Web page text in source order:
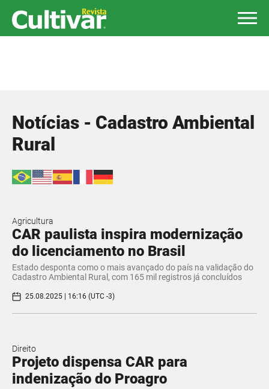
Notícias - Cadastro Ambiental
Rural
Agricultura
CAR paulista inspira modernização
do licenciamento no Brasil
Estado desponta como o mais avançado do país na validação do
Cadastro Ambiental Rural, com 165 mil registros já concluídos
25.08.2025 | 16:16 (UTC -3)
Direito
Projeto dispensa CAR para
indenização do Proagro